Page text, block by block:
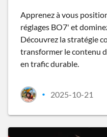
Apprenez à vous
réglages BO7' et
Découvrez la stratégie
transformer le contenu
en trafic durable.
• 2025-10-21